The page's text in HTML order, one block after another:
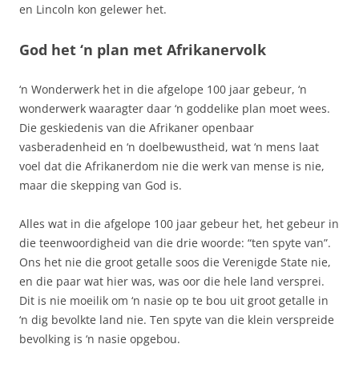
en Lincoln kon gelewer het.
God het ‘n plan met Afrikanervolk
‘n Wonderwerk het in die afgelope 100 jaar gebeur, ‘n
wonderwerk waaragter daar ‘n goddelike plan moet wees.
Die geskiedenis van die Afrikaner openbaar
vasberadenheid en ‘n doelbewustheid, wat ‘n mens laat
voel dat die Afrikanerdom nie die werk van mense is nie,
maar die skepping van God is.
Alles wat in die afgelope 100 jaar gebeur het, het gebeur in
die teenwoordigheid van die drie woorde: “ten spyte van”.
Ons het nie die groot getalle soos die Verenigde State nie,
en die paar wat hier was, was oor die hele land versprei.
Dit is nie moeilik om ‘n nasie op te bou uit groot getalle in
‘n dig bevolkte land nie. Ten spyte van die klein verspreide
bevolking is ‘n nasie opgebou.